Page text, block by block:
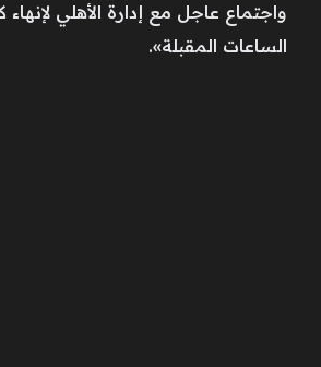
واجتماع عاجل مع إدارة الأهلي لإنهاء
الساعات المقبلة».